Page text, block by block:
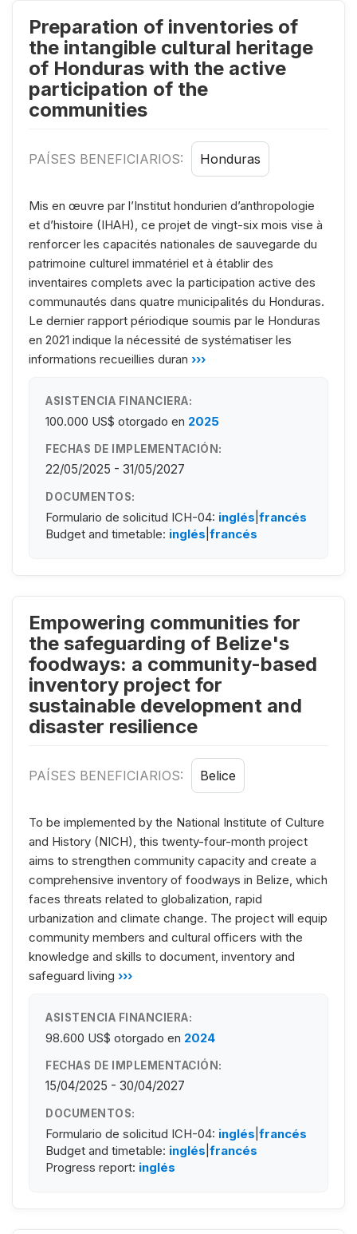
Preparation of inventories of
the intangible cultural heritage
of Honduras with the active
participation of the
communities
PAÍSES BENEFICIARIOS: Honduras
Mis en œuvre par l’Institut hondurien d’anthropologie
et d’histoire (IHAH), ce projet de vingt-six mois vise à
renforcer les capacités nationales de sauvegarde du
patrimoine culturel immatériel et à établir des
inventaires complets avec la participation active des
communautés dans quatre municipalités du Honduras.
Le dernier rapport périodique soumis par le Honduras
en 2021 indique la nécessité de systématiser les
informations recueillies duran ›››
ASISTENCIA FINANCIERA:
100.000 US$ otorgado en 2025
FECHAS DE IMPLEMENTACIÓN:
22/05/2025 - 31/05/2027
DOCUMENTOS:
Formulario de solicitud ICH-04: inglés francés
Budget and timetable: inglés francés
Empowering communities for
the safeguarding of Belize's
foodways: a community-based
inventory project for
sustainable development and
disaster resilience
PAÍSES BENEFICIARIOS: Belice
To be implemented by the National Institute of Culture
and History (NICH), this twenty-four-month project
aims to strengthen community capacity and create a
comprehensive inventory of foodways in Belize, which
faces threats related to globalization, rapid
urbanization and climate change. The project will equip
community members and cultural officers with the
knowledge and skills to document, inventory and
safeguard living ›››
ASISTENCIA FINANCIERA:
98.600 US$ otorgado en 2024
FECHAS DE IMPLEMENTACIÓN:
15/04/2025 - 30/04/2027
DOCUMENTOS:
Formulario de solicitud ICH-04: inglés francés
Budget and timetable: inglés francés
Progress report: inglés